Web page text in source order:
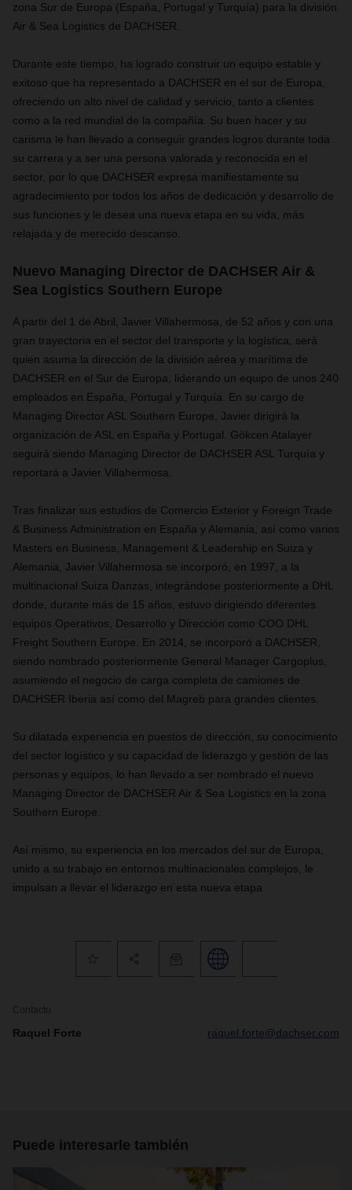
zona Sur de Europa (España, Portugal y Turquía) para la división
Air & Sea Logistics de DACHSER.
Durante este tiempo, ha logrado construir un equipo estable y
exitoso que ha representado a DACHSER en el sur de Europa,
ofreciendo un alto nivel de calidad y servicio, tanto a clientes
como a la red mundial de la compañía. Su buen hacer y su
carisma le han llevado a conseguir grandes logros durante toda
su carrera y a ser una persona valorada y reconocida en el
sector, por lo que DACHSER expresa manifiestamente su
agradecimiento por todos los años de dedicación y desarrollo de
sus funciones y le desea una nueva etapa en su vida, más
relajada y de merecido descanso.
Nuevo Managing Director de DACHSER Air &
Sea Logistics Southern Europe
A partir del 1 de Abril, Javier Villahermosa, de 52 años y con una
gran trayectoria en el sector del transporte y la logística, será
quien asuma la dirección de la división aérea y marítima de
DACHSER en el Sur de Europa, liderando un equipo de unos 240
empleados en España, Portugal y Turquía. En su cargo de
Managing Director ASL Southern Europe, Javier dirigirá la
organización de ASL en España y Portugal. Gökcen Atalayer
seguirá siendo Managing Director de DACHSER ASL Turquía y
reportará a Javier Villahermosa.
Tras finalizar sus estudios de Comercio Exterior y Foreign Trade
& Business Administration en España y Alemania, así como varios
Masters en Business, Management & Leadership en Suiza y
Alemania, Javier Villahermosa se incorporó, en 1997, a la
multinacional Suiza Danzas, integrándose posteriormente a DHL
donde, durante más de 15 años, estuvo dirigiendo diferentes
equipos Operativos, Desarrollo y Dirección como COO DHL
Freight Southern Europe. En 2014, se incorporó a DACHSER
siendo nombrado posteriormente General Manager Cargoplus,
asumiendo el negocio de carga completa de camiones de
DACHSER Iberia así como del Magreb para grandes clientes.
Su dilatada experiencia en puestos de dirección, su conocimiento
del sector logístico y su capacidad de liderazgo y gestión de las
personas y equipos, lo han llevado a ser nombrado el nuevo
Managing Director de DACHSER Air & Sea Logistics en la zona
Southern Europe.
Así mismo, su experiencia en los mercados del sur de Europa,
unido a su trabajo en entornos multinacionales complejos, le
impulsan a llevar el liderazgo en esta nueva etapa
Contacto
Raquel Forte raquel.forte@dachser.com
Puede interesarle también